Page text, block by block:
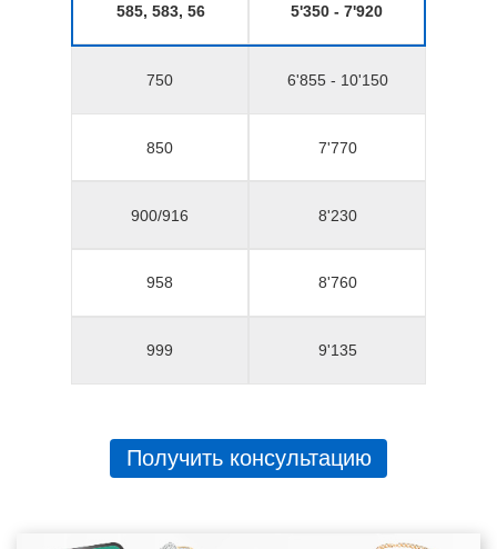
585, 583, 56 5'350 - 7'920
750 6'855 - 10'150
850 7'770
900/916 8'230
958 8'760
999 9'135
Получить консультацию